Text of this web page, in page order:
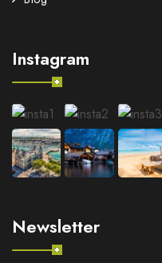
Instagram
Newsletter